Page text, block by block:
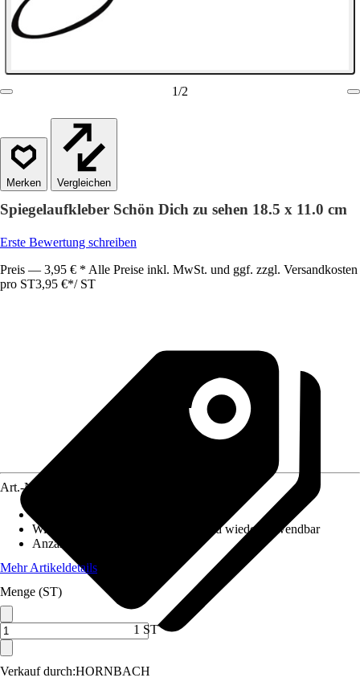
1/2
Vergleichen
Spiegelaufkleber Schön Dich zu sehen 18.5 x 11.0 cm
Erste Bewertung schreiben
Preis — 3,95 € * Alle Preise inkl. MwSt. und ggf. zzgl. Versandkosten
pro ST3,95 €*/ ST
Verkauf durch:HORNBACH
Art.-Nr.
Wiederverwendbarkeit
Ablösbar und wiederverwendbar
Anzahl Sticker-Teile
Mehr Artikeldetails
Menge (ST)
1 ST